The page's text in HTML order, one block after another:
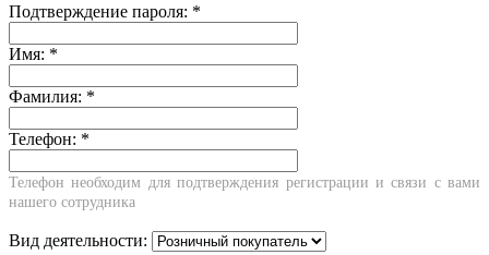
Подтверждение пароля: *
Имя: *
Фамилия: *
Телефон: *
Телефон необходим для подтверждения регистрации и связи с вами
нашего сотрудника
Вид деятельности: